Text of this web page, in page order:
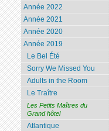
Année 2022
Année 2021
Année 2020
Année 2019
Le Bel Été
Sorry We Missed You
Adults in the Room
Le Traître
Les Petits Maîtres du
Grand hôtel
Atlantique